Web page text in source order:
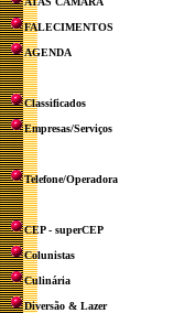
FALECIMENTOS
AGENDA
Classificados
Empresas/Serviços
Telefone/Operadora
CEP - superCEP
Colunistas
Culinária
Diversão & Lazer